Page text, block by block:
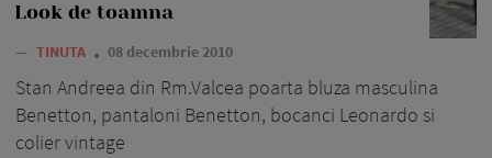
Look de toamna
— TINUTA 08 decembrie 2010
Stan Andreea din Rm.Valcea poarta bluza masculina
Benetton, pantaloni Benetton, bocanci Leonardo si
colier vintage